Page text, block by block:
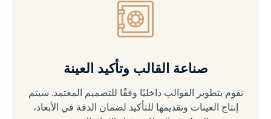
صناعة القالب وتأكيد العينة
نقوم بتطوير القوالب داخليًا وفقًا للتصميم المعتمد. سيتم
إنتاج العينات وتقديمها للتأكيد لضمان الدقة في الأبعاد،